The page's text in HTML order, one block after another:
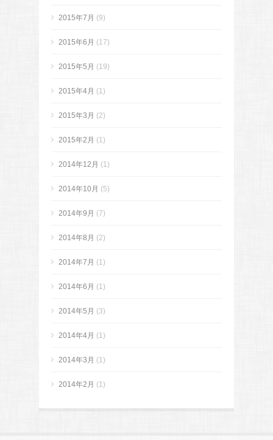
2015年7月 (9)
2015年6月 (17)
2015年5月 (19)
2015年4月 (1)
2015年3月 (2)
2015年2月 (1)
2014年12月 (1)
2014年10月 (5)
2014年9月 (7)
2014年8月 (2)
2014年7月 (1)
2014年6月 (1)
2014年5月 (3)
2014年4月 (1)
2014年3月 (1)
2014年2月 (1)